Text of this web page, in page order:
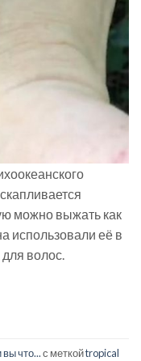
можно выжать как
использовали её в
волос.
вы что...с меткойtropical